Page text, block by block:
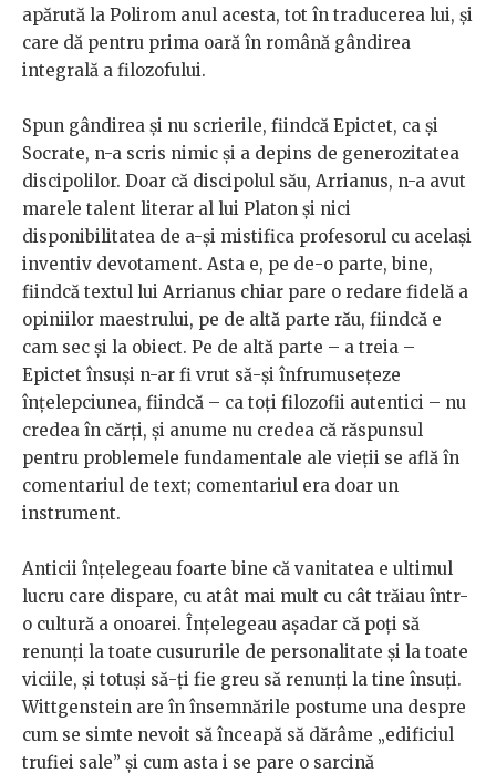
apărută la Polirom anul acesta, tot în traducerea lui, și
care dă pentru prima oară în română gândirea
integrală a filozofului.
Spun gândirea și nu scrierile, fiindcă Epictet, ca și
Socrate, n-a scris nimic și a depins de generozitatea
discipolilor. Doar că discipolul său, Arrianus, n-a avut
marele talent literar al lui Platon și nici
disponibilitatea de a-și mistifica profesorul cu același
inventiv devotament. Asta e, pe de-o parte, bine,
fiindcă textul lui Arrianus chiar pare o redare fidelă a
opiniilor maestrului, pe de altă parte rău, fiindcă e
cam sec și la obiect. Pe de altă parte – a treia –
Epictet însuși n-ar fi vrut să-și înfrumusețeze
înțelepciunea, fiindcă – ca toți filozofii autentici – nu
credea în cărți, și anume nu credea că răspunsul
pentru problemele fundamentale ale vieții se află în
comentariul de text; comentariul era doar un
instrument.
Anticii înțelegeau foarte bine că vanitatea e ultimul
lucru care dispare, cu atât mai mult cu cât trăiau într-
o cultură a onoarei. Înțelegeau așadar că poți să
renunți la toate cusururile de personalitate și la toate
viciile, și totuși să-ți fie greu să renunți la tine însuți.
Wittgenstein are în însemnările postume una despre
cum se simte nevoit să înceapă să dărâme „edificiul
trufiei sale” și cum asta i se pare o sarcină